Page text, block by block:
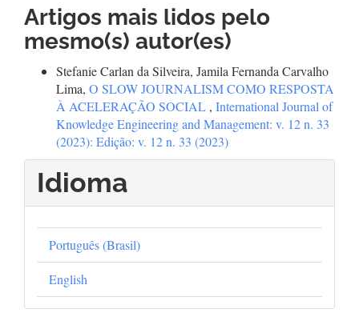
Artigos mais lidos pelo
mesmo(s) autor(es)
Stefanie Carlan da Silveira, Jamila Fernanda Carvalho
Lima, O SLOW JOURNALISM COMO RESPOSTA
À ACELERAÇÃO SOCIAL , International Journal of
Knowledge Engineering and Management: v. 12 n. 33
(2023): Edição: v. 12 n. 33 (2023)
Idioma
Português (Brasil)
English